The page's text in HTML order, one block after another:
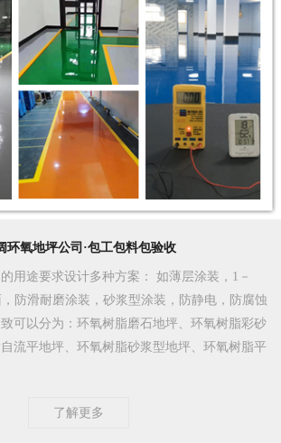
环氧地坪公司·包工包料包验收
用途要求设计多种方案 ： 如薄层涂装，1－
防滑耐磨涂装，砂浆型涂装，防静电，防腐蚀
可以分为：环氧树脂磨石地坪、环氧树脂彩砂
流平地坪、环氧树脂砂浆型地坪、环氧树脂平
了解更多